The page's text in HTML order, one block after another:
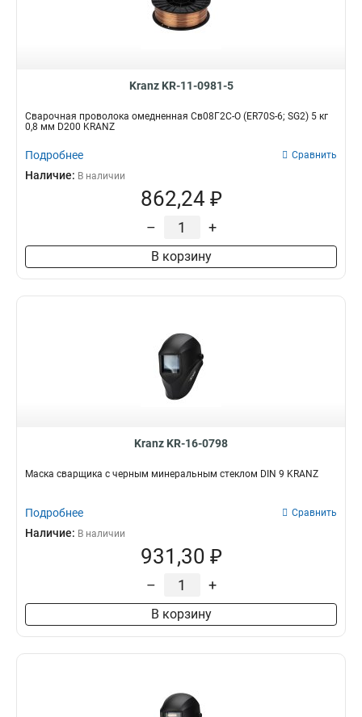
Kranz KR-11-0981-5
Сварочная проволока омедненная Св08Г2С-О (ER70S-6; SG2) 5 кг
0,8 мм D200 KRANZ
Подробнее Сравнить
Наличие: В наличии
862,24 ₽
– +
В корзину
Kranz KR-16-0798
Маска сварщика с черным минеральным стеклом DIN 9 KRANZ
Подробнее Сравнить
Наличие: В наличии
931,30 ₽
– +
В корзину